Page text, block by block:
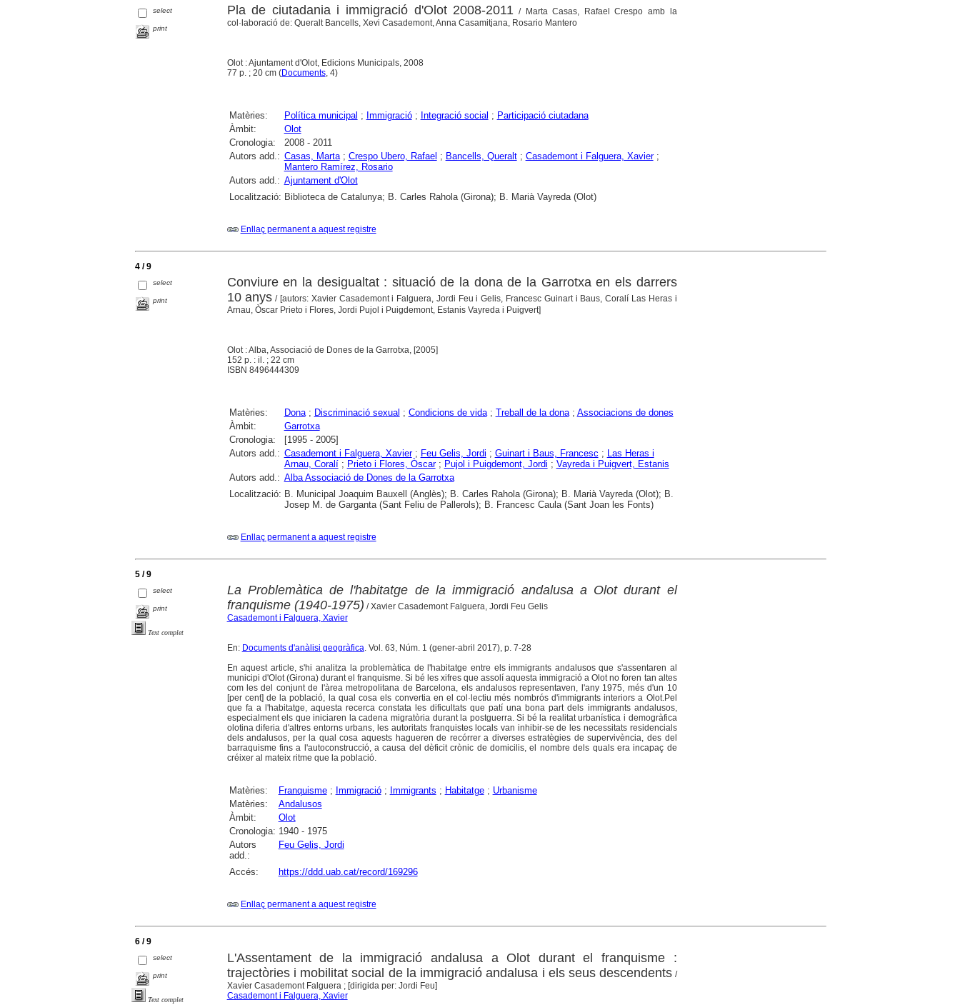
select
print
Pla de ciutadania i immigració d'Olot 2008-2011 / Marta Casas, Rafael Crespo amb la
col·laboració de: Queralt Bancells, Xevi Casademont, Anna Casamitjana, Rosario Mantero
Olot : Ajuntament d'Olot, Edicions Municipals, 2008
77 p. ; 20 cm (Documents, 4)
Matèries: Política municipal ; Immigració; Integració social ; Participació ciutadana
Àmbit:
Olot
Cronologia:
2008 - 2011
Autors add.: Casas, Marta; Crespo Ubero, Rafael ; Bancells, Queralt; Casademont i Falguera, Xavier;
Mantero Ramírez, Rosario
Autors add.: Ajuntament d'Olot
Localització: Biblioteca de Catalunya; B. Carles Rahola (Girona); B. Marià Vayreda (Olot)
Enllaç permanent a aquest registre
4 / 9
select
print
Conviure en la desigualtat : situació de la dona de la Garrotxa en els darrers
10 anys / [autors: Xavier Casademont i Falguera, Jordi Feu i Gelis, Francesc Guinart i Baus, Coralí Las Heras i
Arnau, Òscar Prieto i Flores, Jordi Pujol i Puigdemont, Estanis Vayreda i Puigvert]
Olot : Alba, Associació de Dones de la Garrotxa, [2005]
152 p. : il. ; 22 cm
ISBN 8496444309
Matèries: Dona; Discriminació sexual ; Condicions de vida; Treball de la dona; Associacions de dones
Àmbit:
Garrotxa
Cronologia:
[1995 - 2005]
Autors add.: Casademont i Falguera, Xavier; Feu Gelis, Jordi ; Guinart i Baus, Francesc ; Las Heras i
Arnau, Coralí; Prieto i Flores, Òscar; Pujol i Puigdemont, Jordi ; Vayreda i Puigvert, Estanis
Autors add.: Alba Associació de Dones de la Garrotxa
Localització: B. Municipal Joaquim Bauxell (Anglès); B. Carles Rahola (Girona); B. Marià Vayreda (Olot); B.
Josep M. de Garganta (Sant Feliu de Pallerols); B. Francesc Caula (Sant Joan les Fonts)
Enllaç permanent a aquest registre
5 / 9
select
print
Text complet
La Problemàtica de l'habitatge de la immigració andalusa a Olot durant el
franquisme (1940-1975) / Xavier Casademont Falguera, Jordi Feu Gelis
Casademont i Falguera, Xavier
En: Documents d'anàlisi geogràfica. Vol. 63, Núm. 1 (gener-abril 2017), p. 7-28
En aquest article, s'hi analitza la problemàtica de l'habitatge entre els immigrants andalusos que s'assentaren al
municipi d'Olot (Girona) durant el franquisme. Si bé les xifres que assolí aquesta immigració a Olot no foren tan altes
com les del conjunt de l'àrea metropolitana de Barcelona, els andalusos representaven, l'any 1975, més d'un 10
[per cent] de la població, la qual cosa els convertia en el col·lectiu més nombrós d'immigrants interiors a Olot.Pel
que fa a l'habitatge, aquesta recerca constata les dificultats que patí una bona part dels immigrants andalusos,
especialment els que iniciaren la cadena migratòria durant la postguerra. Si bé la realitat urbanística i demogràfica
olotina diferia d'altres entorns urbans, les autoritats franquistes locals van inhibir-se de les necessitats residencials
dels andalusos, per la qual cosa aquests hagueren de recórrer a diverses estratègies de supervivència, des del
barraquisme fins a l'autoconstrucció, a causa del dèficit crònic de domicilis, el nombre dels quals era incapaç de
créixer al mateix ritme que la població.
Matèries: Franquisme; Immigració; Immigrants ; Habitatge; Urbanisme
Matèries:
Andalusos
Àmbit:
Olot
Cronologia: 1940 - 1975
Autors
add.:
Feu Gelis, Jordi
Accés: https://ddd.uab.cat/record/169296
Enllaç permanent a aquest registre
6 / 9
select
print
Text complet
L'Assentament de la immigració andalusa a Olot durant el franquisme :
trajectòries i mobilitat social de la immigració andalusa i els seus descendents /
Xavier Casademont Falguera ; [dirigida per: Jordi Feu]
Casademont i Falguera, Xavier